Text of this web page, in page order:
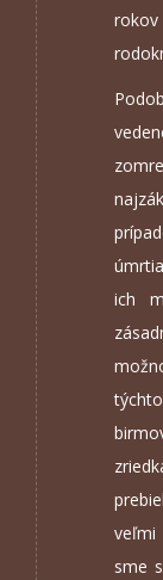
ich
veľmi
sme